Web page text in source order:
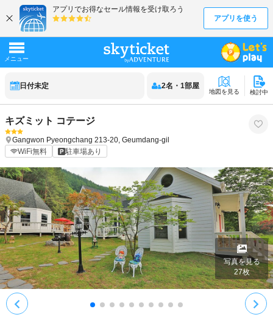
日付未定 2名 ・ 1部屋
地図を見る 検討中
キズミット コテージ
Gangwon Pyeongchang 213-20, Geumdang-gil
WiFi無料
駐車場あり
写真を見る
27枚